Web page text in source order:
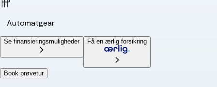
Automatgear
Se finansieringsmuligheder Få en ærlig forsikring
Book prøvetur